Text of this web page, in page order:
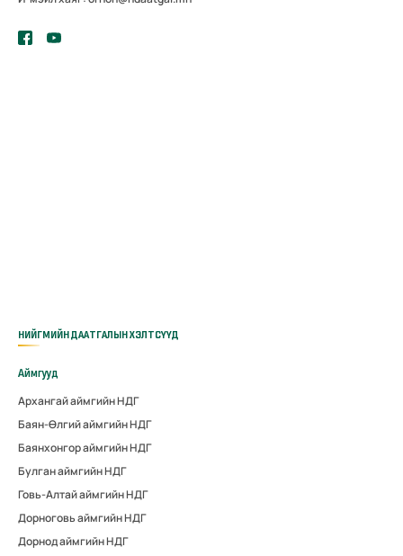
НИЙГМИЙН ДААТГАЛЫН ХЭЛТСҮҮД
Аймгууд
Архангай аймгийн НДГ
Баян-Өлгий аймгийн НДГ
Баянхонгор аймгийн НДГ
Булган аймгийн НДГ
Говь-Алтай аймгийн НДГ
Дорноговь аймгийн НДГ
Дорнод аймгийн НДГ